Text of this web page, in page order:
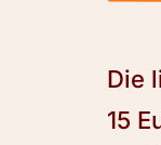
Die
15